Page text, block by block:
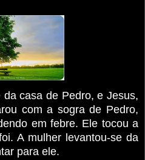
casa de Pedro, e Jesus,
com a sogra de Pedro,
em febre. Ele tocou a
A mulher levantou-se da
para ele.